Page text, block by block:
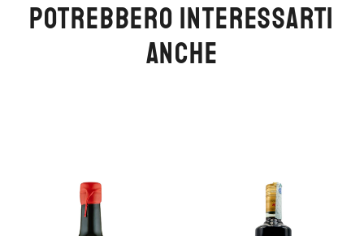
POTREBBERO INTERESSARTI
ANCHE